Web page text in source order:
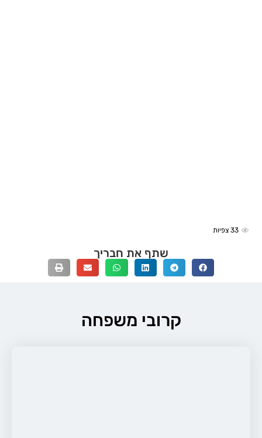
33 צפיות
שתף את חבריך
קרובי משפחה